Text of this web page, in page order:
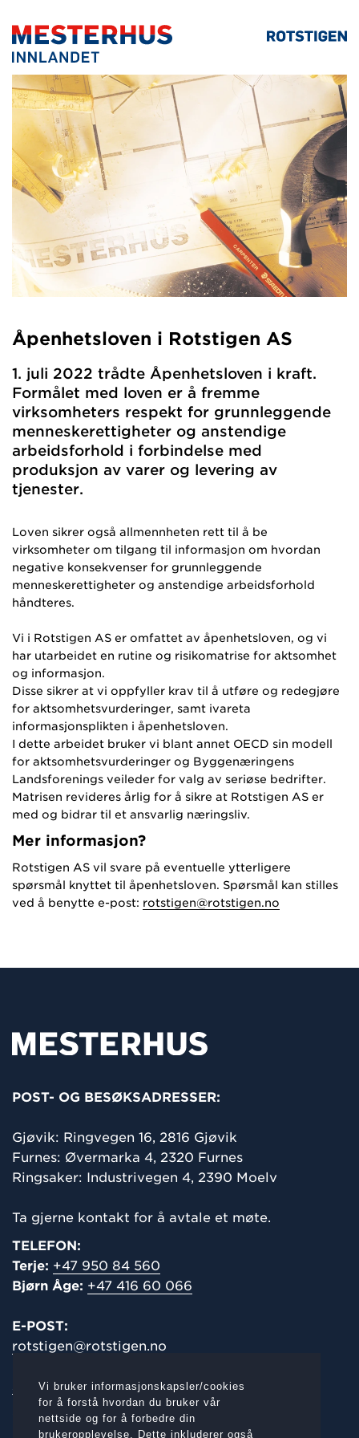
Vi bruker informasjonskapsler/cookies
for å forstå hvordan du bruker vår
nettside og for å forbedre din
brukeropplevelse. Dette inkluderer også
Åpenhetsloven i Rotstigen AS
1. juli 2022 trådte Åpenhetsloven i kraft.
Formålet med loven er å fremme
virksomheters respekt for grunnleggende
menneskerettigheter og anstendige
arbeidsforhold i forbindelse med
produksjon av varer og levering av
tjenester.
Loven sikrer også allmennheten rett til å be
virksomheter om tilgang til informasjon om hvordan
negative konsekvenser for grunnleggende
menneskerettigheter og anstendige arbeidsforhold
håndteres.
Vi i Rotstigen AS er omfattet av åpenhetsloven, og vi
har utarbeidet en rutine og risikomatrise for aktsomhet
og informasjon.
Disse sikrer at vi oppfyller krav til å utføre og redegjøre
for aktsomhetsvurderinger, samt ivareta
informasjonsplikten i åpenhetsloven.
I dette arbeidet bruker vi blant annet OECD sin modell
for aktsomhetsvurderinger og Byggenæringens
Landsforenings veileder for valg av seriøse bedrifter.
Matrisen revideres årlig for å sikre at Rotstigen AS er
med og bidrar til et ansvarlig næringsliv.
Mer informasjon?
Rotstigen AS vil svare på eventuelle ytterligere
spørsmål knyttet til åpenhetsloven. Spørsmål kan stilles
ved å benytte e-post: rotstigen@rotstigen.no
POST- OG BESØKSADRESSER:
Gjøvik: Ringvegen 16, 2816 Gjøvik
Furnes: Øvermarka 4, 2320 Furnes
Ringsaker: Industrivegen 4, 2390 Moelv
Ta gjerne kontakt for å avtale et møte.
TELEFON:
Terje: +47 950 84 560
Bjørn Åge: +47 416 60 066
E-POST:
rotstigen@rotstigen.no
salg@rotstigen.no
Org.nr.:
960 873 319 Rotstigen AS